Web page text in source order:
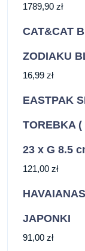
1789,90 zł
CAT&CAT
ZODIAKU
16,99 zł
EASTPAK
TOREBKA
23 x G 8.5
121,00 zł
JAPONKI
91,00 zł